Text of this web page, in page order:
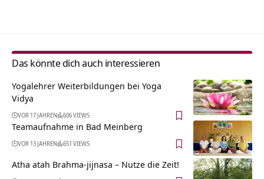
Das könnte dich auch interessieren
Yogalehrer Weiterbildungen bei Yoga
Vidya
VOR 17 JAHREN 606 VIEWS
Teamaufnahme in Bad Meinberg
VOR 13 JAHREN 651 VIEWS
Atha atah Brahma-jijnasa – Nutze die Zeit!